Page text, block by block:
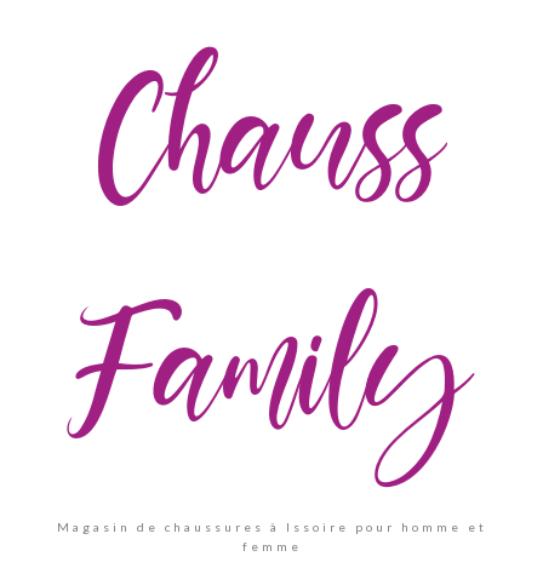
Chauss
Family
Magasin de chaussures à Issoire pour homme et
femme